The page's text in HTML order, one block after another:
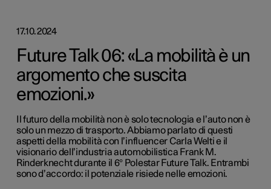
17.10.2024
Future Talk 06: «La mobilità è un
argomento che suscita
emozioni.»
Il futuro della mobilità non è solo tecnologia e l’auto non è
solo un mezzo di trasporto. Abbiamo parlato di questi
aspetti della mobilità con l’influencer Carla Welti e il
visionario dell’industria automobilistica Frank M.
Rinderknecht durante il 6° Polestar Future Talk. Entrambi
sono d’accordo: il potenziale risiede nelle emozioni.